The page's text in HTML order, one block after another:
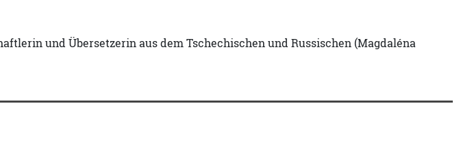
und Übersetzerin aus dem Tschechischen und Russischen (Magdaléna